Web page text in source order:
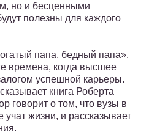
но и бесценными
полезны для каждого
папа, бедный папа».
времена, когда высшее
успешной карьеры.
книга Роберта
говорит о том, что вузы в
учат жизни, и рассказывает